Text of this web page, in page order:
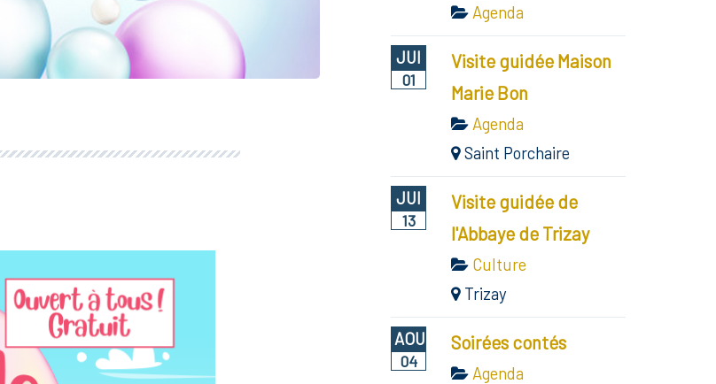
Agenda
JUI
01
Visite guidée Maison
Marie Bon
Agenda
Saint Porchaire
JUI
13
Visite guidée de
l'Abbaye de Trizay
Culture
Trizay
AOU
04
Soirées contés
Agenda